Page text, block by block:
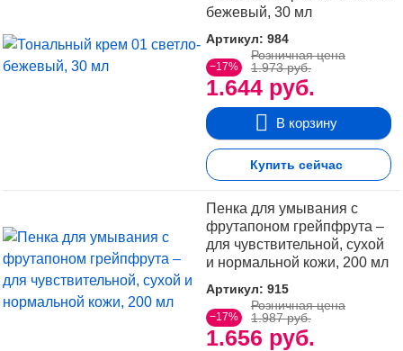
бежевый, 30 мл
Артикул: 984
−17%
1.644 руб.
Розничная цена
1.973 руб.
В корзину
Купить сейчас
Пенка для умывания с
фрутапоном грейпфрута –
для чувствительной, сухой
и нормальной кожи, 200 мл
Артикул: 915
−17%
1.656 руб.
Розничная цена
1.987 руб.